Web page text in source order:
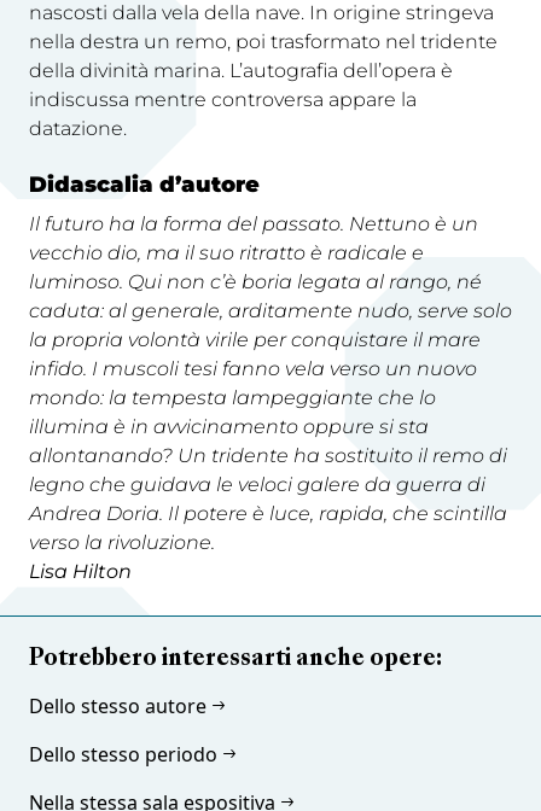
nascosti dalla vela della nave. In origine stringeva
nella destra un remo, poi trasformato nel tridente
della divinità marina. L’autografia dell’opera è
indiscussa mentre controversa appare la
datazione.
Didascalia d’autore
Il futuro ha la forma del passato. Nettuno è un
vecchio dio, ma il suo ritratto è radicale e
luminoso. Qui non c’è boria legata al rango, né
caduta: al generale, arditamente nudo, serve solo
la propria volontà virile per conquistare il mare
infido. I muscoli tesi fanno vela verso un nuovo
mondo: la tempesta lampeggiante che lo
illumina è in avvicinamento oppure si sta
allontanando? Un tridente ha sostituito il remo di
legno che guidava le veloci galere da guerra di
Andrea Doria. Il potere è luce, rapida, che scintilla
verso la rivoluzione.
Lisa Hilton
Potrebbero interessarti anche opere:
Dello stesso autore
Dello stesso periodo
Nella stessa sala espositiva